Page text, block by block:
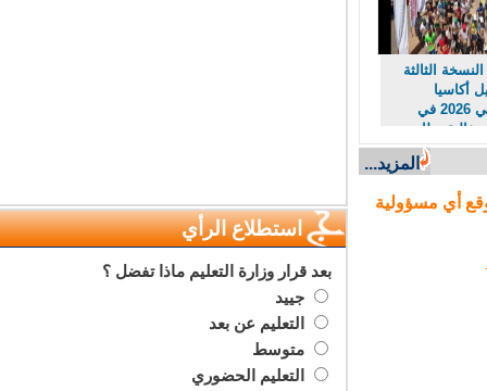
الثالثة
امسيصي 2026 في
بطابع
المزيد...
أي مسؤولية
استطلاع الرأي
بعد قرار وزارة التعليم ماذا تفضل ؟
جييد
التعليم عن بعد
متوسط
التعليم الحضوري